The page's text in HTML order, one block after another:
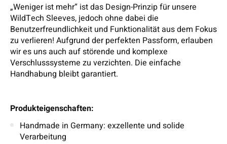
„Weniger ist mehr“ ist das Design-Prinzip für unsere
WildTech Sleeves, jedoch ohne dabei die
Benutzerfreundlichkeit und Funktionalität aus dem Fokus
zu verlieren! Aufgrund der perfekten Passform, erlauben
wir es uns auch auf störende und komplexe
Verschlusssysteme zu verzichten. Die einfache
Handhabung bleibt garantiert.
Produkteigenschaften:
Handmade in Germany: exzellente und solide
Verarbeitung